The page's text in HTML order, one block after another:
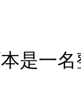
是一名